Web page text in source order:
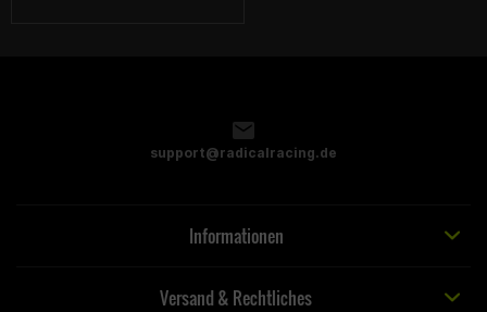
support@radicalracing.de
Informationen
Versand & Rechtliches